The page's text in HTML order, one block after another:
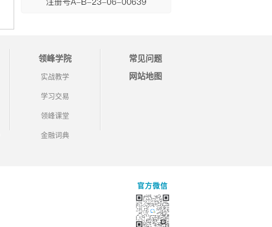
领峰学院
实战教学
学习交易
领峰课堂
金融词典
常见问题
网站地图
官方微信